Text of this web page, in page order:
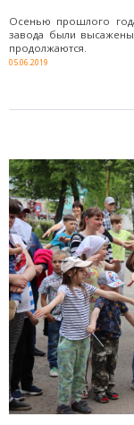
Осенью прошлого
завода были
продолжаются.
05.06.2019